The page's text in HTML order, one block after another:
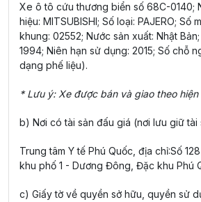
Xe ô tô cứu thương biển số 68C-0140;
hiệu: MITSUBISHI; Số loại: PAJERO; Số
khung: 02552; Nước sản xuất: Nhật
1994; Niên hạn sử dụng: 2015; Số chỗ
dạng phế liệu).
* Lưu ý: Xe được bán và giao theo
b) Nơi có tài sản đấu giá (nơi lưu giữ tài
Trung tâm Y tế Phú Quốc, địa chỉ:Số
khu phố 1 - Dương Đông, Đặc khu Phú
c) Giấy tờ về quyền sở hữu, quyền sử